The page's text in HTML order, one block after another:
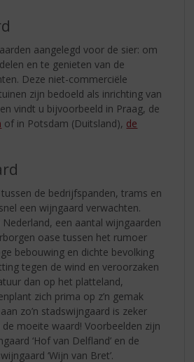
aangelegd voor de sier: om
en te genieten van de
Deze niet-commerciële
zijn bedoeld als inrichting van
vindt u bijvoorbeeld in Praag, de
of in Potsdam (Duitsland), de
de bedrijfspanden, trams en
een wijngaard verwachten.
een aantal wijngaarden
oase tussen het rumoer
bebouwing en dichte bevolking
tegen de wind en veroorzaken
dan op het platteland,
zich prima op z’n gemak
zo’n stadswijngaard is zeker
moeite waard! Voorbeelden zijn
‘Hof van Delfland’ en de
‘Wijn van Bret’.